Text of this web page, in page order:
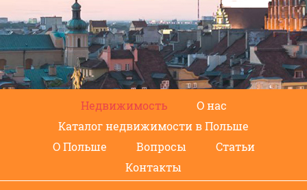
Недвижимость
О нас
Каталог недвижимости в Польше
О Польше
Вопросы
Статьи
Контакты